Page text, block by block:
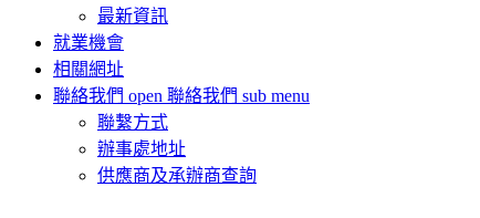
最新資訊
就業機會
相關網址
聯絡我們 open 聯絡我們 sub menu
聯繫方式
辦事處地址
供應商及承辦商查詢